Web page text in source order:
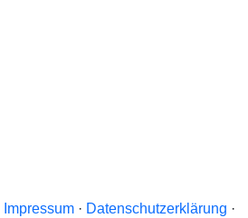
Impressum· Datenschutzerklärung ·